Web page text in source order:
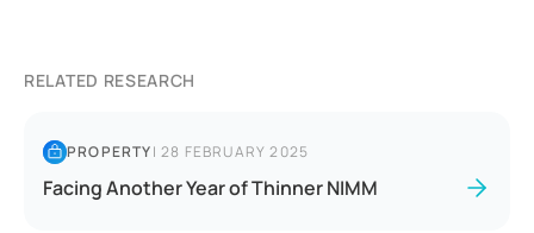
RELATED RESEARCH
PROPERTY|28 FEBRUARY 2025
Facing Another Year of Thinner NIMM